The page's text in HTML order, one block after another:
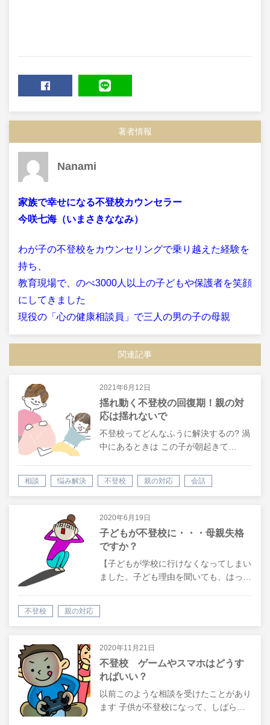
著者情報
Nanami
家族で幸せになる不登校カウンセラー
今咲七海（いまさきななみ）
わが子の不登校をカウンセリングで乗り越えた経験を
持ち、
教育現場で、のべ3000人以上の子どもや保護者を笑顔
にしてきました
現役の「心の健康相談員」で三人の男の子の母親
関連記事
2021年6月12日
揺れ動く不登校の回復期！親の対
応は揺れないで
不登校ってどんなふうに解決するの? 渦
中にあるときは この子が朝起きて…
相談 悩み解決 不登校 親の対応 会話
2020年6月19日
子どもが不登校に・・・母親失格
ですか？
【子どもが学校に行けなくなってしまい
ました。子ども理由を聞いても、はっ…
不登校 親の対応
2020年11月21日
不登校 ゲームやスマホはどうす
ればいい？
以前このような相談を受けたことがあり
ます 子供が不登校になって、しばら…